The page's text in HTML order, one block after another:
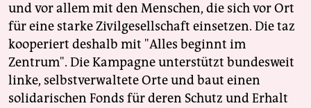
und vor allem mit den Menschen, die sich vor Ort
für eine starke Zivilgesellschaft einsetzen. Die taz
kooperiert deshalb mit "Alles beginnt im
Zentrum". Die Kampagne unterstützt bundesweit
linke, selbstverwaltete Orte und baut einen
solidarischen Fonds für deren Schutz und Erhalt